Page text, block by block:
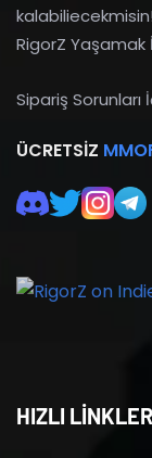
kalabiliecekmisin!
RigorZ Yaşamak
Sipariş Sorunları
ÜCRETSIZ
HIZLI LİNKLER